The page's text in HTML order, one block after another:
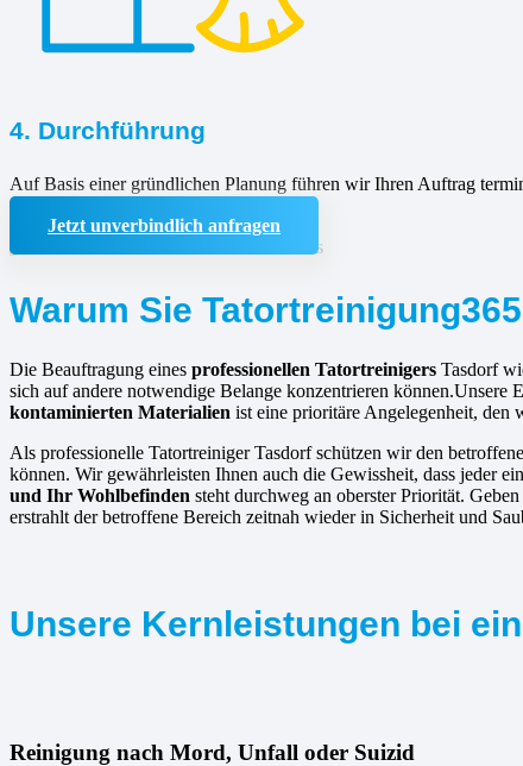
4. Durchführung
Auf Basis einer gründlichen Planung führen wir Ihren Auftrag
Jetzt unverbindlich anfragen
Warum Sie
Die Beauftragung eines professionellen Tatortreinigers Tasdorf
sich auf andere notwendige Belange konzentrieren
kontaminierten Materialien ist eine prioritäre Angelegenheit, den
Als professionelle Tatortreiniger Tasdorf schützen wir den
können. Wir gewährleisten Ihnen auch die Gewissheit, dass jeder
und Ihr Wohlbefinden steht durchweg an oberster Priorität.
erstrahlt der betroffene Bereich zeitnah wieder in Sicherheit und
Unsere Kernleistungen bei
Reinigung nach Mord, Unfall oder Suizid